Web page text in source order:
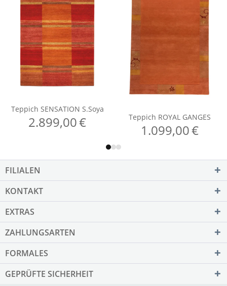
FILIALEN
KONTAKT
EXTRAS
ZAHLUNGSARTEN
FORMALES
GEPRÜFTE SICHERHEIT